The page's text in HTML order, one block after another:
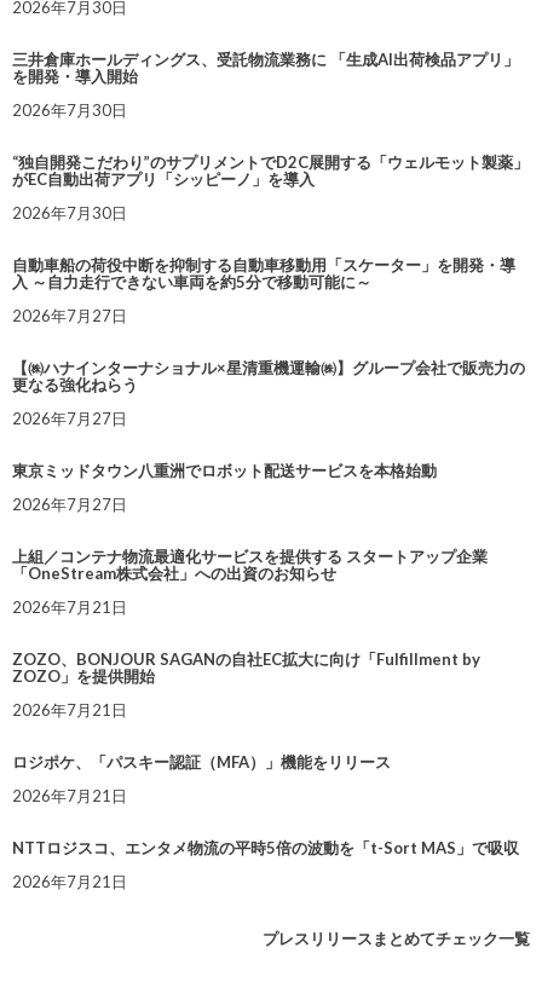
2026年7月30日
三井倉庫ホールディングス、受託物流業務に 「生成AI出荷検品アプリ」
を開発・導入開始
2026年7月30日
“独自開発こだわり”のサプリメントでD2C展開する「ウェルモット製薬」
がEC自動出荷アプリ「シッピーノ」を導入
2026年7月30日
自動車船の荷役中断を抑制する自動車移動用「スケーター」を開発・導
入 ～自力走行できない車両を約5分で移動可能に～
2026年7月27日
【㈱ハナインターナショナル×星清重機運輸㈱】グループ会社で販売力の
更なる強化ねらう
2026年7月27日
東京ミッドタウン八重洲でロボット配送サービスを本格始動
2026年7月27日
上組／コンテナ物流最適化サービスを提供する スタートアップ企業
「OneStream株式会社」への出資のお知らせ
2026年7月21日
ZOZO、BONJOUR SAGANの自社EC拡大に向け「Fulfillment by
ZOZO」を提供開始
2026年7月21日
ロジポケ、「パスキー認証（MFA）」機能をリリース
2026年7月21日
NTTロジスコ、エンタメ物流の平時5倍の波動を「t-Sort MAS」で吸収
2026年7月21日
プレスリリースまとめてチェック一覧